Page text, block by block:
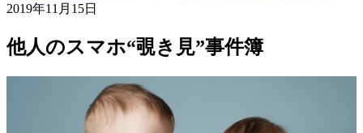
2019年11月15日
他人のスマホ“覗き見”事件簿